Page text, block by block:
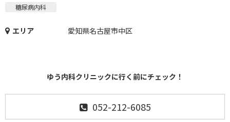
糖尿病内科
エリア 愛知県名古屋市中区
ゆう内科クリニックに行く前にチェック！
052-212-6085